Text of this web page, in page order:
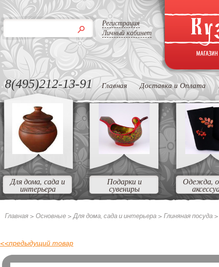
Регистрация
Личный кабинет
8(495)212-13-91 Главная Доставка и Оплата
Для дома, сада и
интерьера
Подарки и
сувениры
Одежда,
Главная > Основные >Для дома, сада и интерьера > Глиняная посуда
<<предыдущий товар